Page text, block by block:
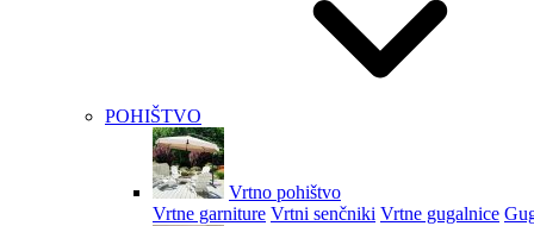
POHIŠTVO
Vrtno pohištvo
Vrtne garniture Vrtni senčniki Vrtne gugalnice